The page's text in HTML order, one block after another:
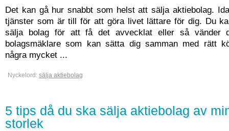
Det kan gå hur snabbt som helst att sälja aktiebolag.
tjänster som är till för att göra livet lättare för dig. Du
sälja bolag för att få det avvecklat eller så vänder
bolagsmäklare som kan sätta dig samman med rätt
några mycket ...
Nyckelord: sälja aktiebolag
5 tips då du ska sälja aktiebolag av
storlek